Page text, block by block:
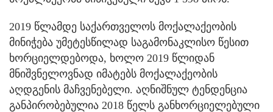
2019 წლამდე საქართველოს მოქალაქეობის
მინიჭება უმეტესწილად საგამონაკლისო წესით
ხორციელდებოდა, ხოლო 2019 წლიდან
მნიშვნელოვნად იმატებს მოქალაქეობის
აღდგენის მაჩვენებელი. აღნიშნულ ტენდენცია
განპირობებულია 2018 წელს განხორციელებული